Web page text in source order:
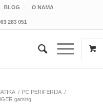
BLOG O NAMA
283 051
/ PC PERIFERIJA /
gaming